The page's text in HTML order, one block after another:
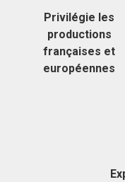
Privilégie les
productions
françaises et
européennes